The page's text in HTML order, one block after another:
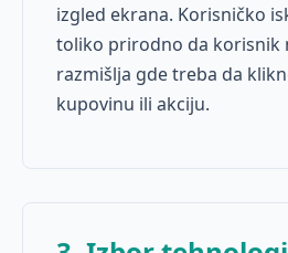
izgled ekrana. Korisničko
toliko prirodno da korisnik
razmišlja gde treba da
kupovinu ili akciju.